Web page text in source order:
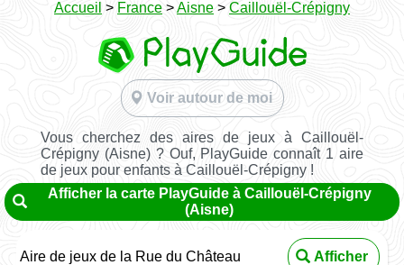
Accueil > France >Aisne > Caillouël-Crépigny
Voir autour de moi
Vous cherchez des aires de jeux à Caillouël-
Crépigny (Aisne) ? Ouf, PlayGuide connaît 1 aire
de jeux pour enfants à Caillouël-Crépigny !
Afficher la carte PlayGuide à Caillouël-Crépigny
(Aisne)
Aire de jeux de la Rue du Château Afficher